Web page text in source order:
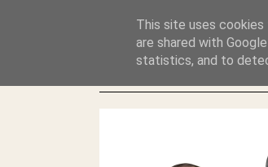
ΛΕΗΛΑΣΙΑ ΚΑΙ ΕΓΚΛΗΜΑ ?
This site uses
are shared with
statistics, and to